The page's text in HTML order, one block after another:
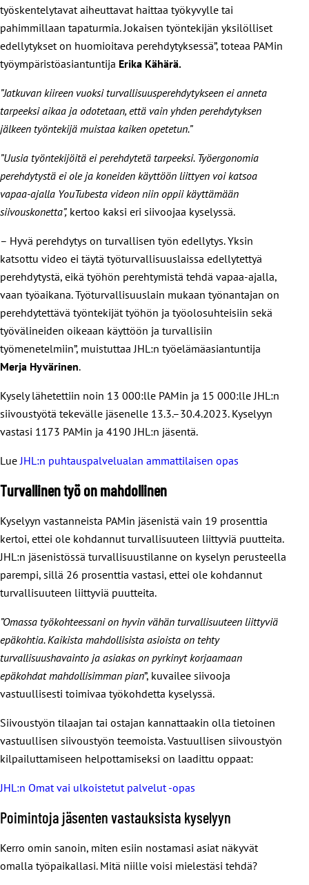
työskentelytavat aiheuttavat haittaa työkyvylle tai
pahimmillaan tapaturmia. Jokaisen työntekijän yksilölliset
edellytykset on huomioitava perehdytyksessä”, toteaa PAMin
työympäristöasiantuntija Erika Kähärä.
”Jatkuvan kiireen vuoksi turvallisuusperehdytykseen ei anneta
tarpeeksi aikaa ja odotetaan, että vain yhden perehdytyksen
jälkeen työntekijä muistaa kaiken opetetun.”
”Uusia työntekijöitä ei perehdytetä tarpeeksi. Työergonomia
perehdytystä ei ole ja koneiden käyttöön liittyen voi katsoa
vapaa-ajalla YouTubesta videon niin oppii käyttämään
siivouskonetta”, kertoo kaksi eri siivoojaa kyselyssä.
– Hyvä perehdytys on turvallisen työn edellytys. Yksin
katsottu video ei täytä työturvallisuuslaissa edellytettyä
perehdytystä, eikä työhön perehtymistä tehdä vapaa-ajalla,
vaan työaikana. Työturvallisuuslain mukaan työnantajan on
perehdytettävä työntekijät työhön ja työolosuhteisiin sekä
työvälineiden oikeaan käyttöön ja turvallisiin
työmenetelmiin”, muistuttaa JHL:n työelämäasiantuntija
Merja Hyvärinen.
Kysely lähetettiin noin 13 000:lle PAMin ja 15 000:lle JHL:n
siivoustyötä tekevälle jäsenelle 13.3.–30.4.2023. Kyselyyn
vastasi 1173 PAMin ja 4190 JHL:n jäsentä.
Lue JHL:n puhtauspalvelualan ammattilaisen opas
Turvallinen työ on mahdollinen
Kyselyyn vastanneista PAMin jäsenistä vain 19 prosenttia
kertoi, ettei ole kohdannut turvallisuuteen liittyviä puutteita.
JHL:n jäsenistössä turvallisuustilanne on kyselyn perusteella
parempi, sillä 26 prosenttia vastasi, ettei ole kohdannut
turvallisuuteen liittyviä puutteita.
”Omassa työkohteessani on hyvin vähän turvallisuuteen liittyviä
epäkohtia. Kaikista mahdollisista asioista on tehty
turvallisuushavainto ja asiakas on pyrkinyt korjaamaan
epäkohdat mahdollisimman pian”, kuvailee siivooja
vastuullisesti toimivaa työkohdetta kyselyssä.
Siivoustyön tilaajan tai ostajan kannattaakin olla tietoinen
vastuullisen siivoustyön teemoista. Vastuullisen siivoustyön
kilpailuttamiseen helpottamiseksi on laadittu oppaat:
JHL:n Omat vai ulkoistetut palvelut -opas
Poimintoja jäsenten vastauksista kyselyyn
Kerro omin sanoin, miten esiin nostamasi asiat näkyvät
omalla työpaikallasi. Mitä niille voisi mielestäsi tehdä?